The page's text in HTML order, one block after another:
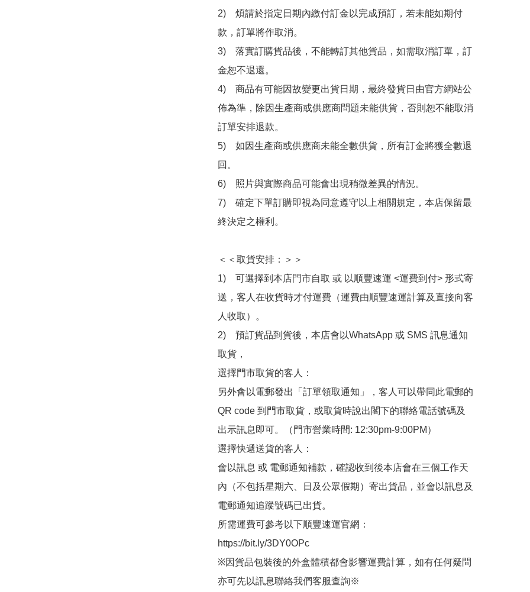
2)　煩請於指定日期內繳付訂金以完成預訂，若未能如期付
款，訂單將作取消。
3)　落實訂購貨品後，不能轉訂其他貨品，如需取消訂單，訂
金恕不退還。
4)　商品有可能因故變更出貨日期，最終發貨日由官方網站公
佈為準，除因生產商或供應商問題未能供貨，否則恕不能取消
訂單安排退款。
5)　如因生產商或供應商未能全數供貨，所有訂金將獲全數退
回。
6)　照片與實際商品可能會出現稍微差異的情況。
7)　確定下單訂購即視為同意遵守以上相關規定，本店保留最
終決定之權利。
＜＜取貨安排：＞＞
1)　可選擇到本店門市自取 或 以順豐速運 <運費到付> 形式寄
送，客人在收貨時才付運費（運費由順豐速運計算及直接向客
人收取）。
2)　預訂貨品到貨後，本店會以WhatsApp 或 SMS 訊息通知
取貨，
選擇門市取貨的客人：
另外會以電郵發出「訂單領取通知」，客人可以帶同此電郵的
QR code 到門市取貨，或取貨時說出閣下的聯絡電話號碼及
出示訊息即可。（門市營業時間: 12:30pm-9:00PM）
選擇快遞送貨的客人：
會以訊息 或 電郵通知補款，確認收到後本店會在三個工作天
內（不包括星期六、日及公眾假期）寄出貨品，並會以訊息及
電郵通知追蹤號碼已出貨。
所需運費可參考以下順豐速運官網：
https://bit.ly/3DY0OPc
※因貨品包裝後的外盒體積都會影響運費計算，如有任何疑問
亦可先以訊息聯絡我們客服查詢※